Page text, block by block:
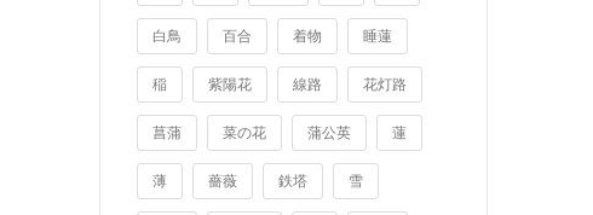
白鳥 百合 着物 睡蓮
稲 紫陽花 線路 花灯路
菖蒲 菜の花 蒲公英 蓮
薄 薔薇 鉄塔 雪